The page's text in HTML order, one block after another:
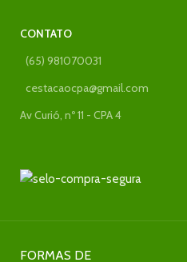
CONTATO
(65) 981070031
cestacaocpa@gmail.com
Av Curió, nº 11 - CPA 4
FORMAS DE